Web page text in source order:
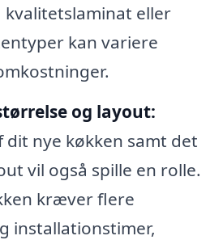
eller
kan variere
og layout:
dit nye køkken samt det
vil også spille en rolle.
kræver flere
installationstimer,